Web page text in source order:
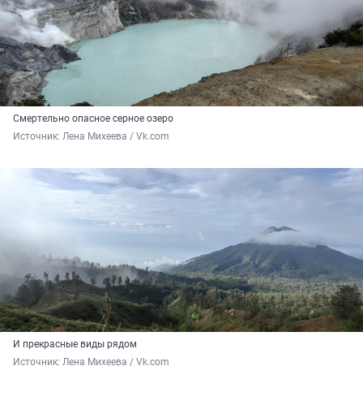
Смертельно опасное серное озеро
Источник: Лена Михеева / Vk.com
И прекрасные виды рядом
Источник: Лена Михеева / Vk.com